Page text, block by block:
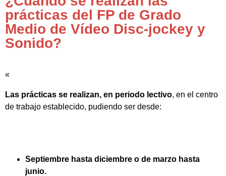
prácticas del FP de Grado
Medio de Vídeo Disc-jockey y
Sonido?
«
Las prácticas se realizan, en periodo lectivo, en el centro
de trabajo establecido, pudiendo ser desde:
Septiembre hasta diciembre o de marzo hasta
junio.